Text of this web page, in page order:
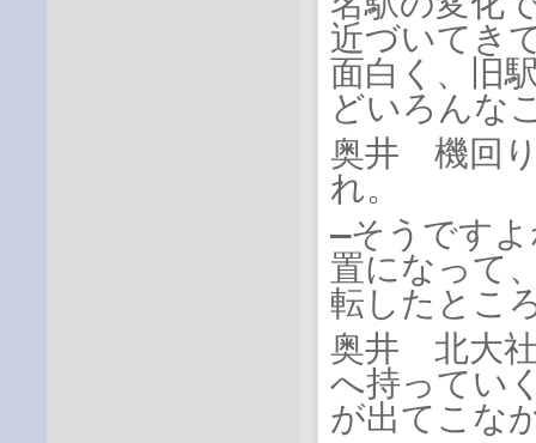
近づいてき
面白く、旧
どいろんな
奥井 機回り
れ。
―そうです
置になって
転したとこ
奥井 北大社
へ持ってい
が出てこな